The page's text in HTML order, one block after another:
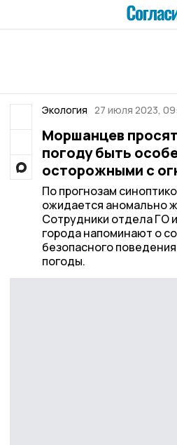
Экология 27 июля 2023,
Моршанцев
погоду быть
осторожными с
По прогнозам
ожидается аномально
Сотрудники отдела ГО
города напоминают о
безопасного
погоды.